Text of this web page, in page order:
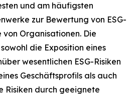
und am häufigsten
zur Bewertung von ESG-
von Organisationen. Die
die Exposition eines
wesentlichen ESG-Risiken
Geschäftsprofils als auch
Risiken durch geeignete